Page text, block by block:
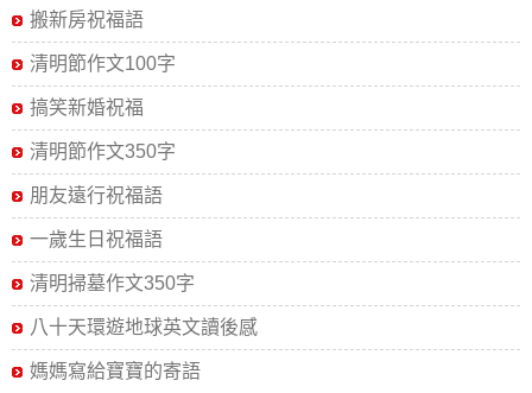
搬新房祝福語
清明節作文100字
搞笑新婚祝福
清明節作文350字
朋友遠行祝福語
一歲生日祝福語
清明掃墓作文350字
八十天環遊地球英文讀後感
媽媽寫給寶寶的寄語